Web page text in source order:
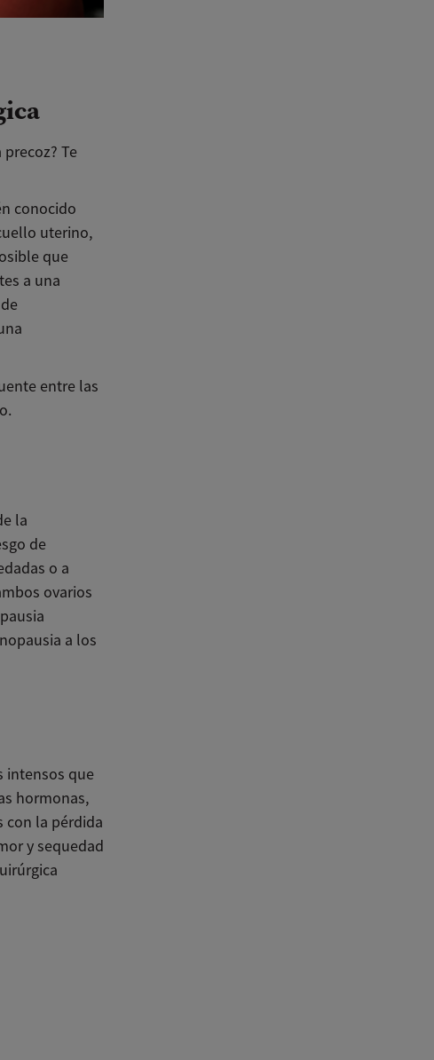
Te
conocido
uterino,
que
a una
entre las
la
de
o a
ovarios
a los
intensos que
hormonas,
con la pérdida
y sequedad